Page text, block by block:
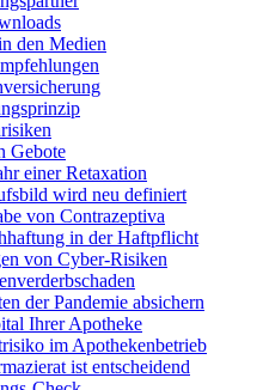
den Medien
Gebote
einer Retaxation
wird neu definiert
von Contrazeptiva
in der Haftpflicht
von Cyber-Risiken
der Pandemie absichern
Ihrer Apotheke
im Apothekenbetrieb
ist entscheidend